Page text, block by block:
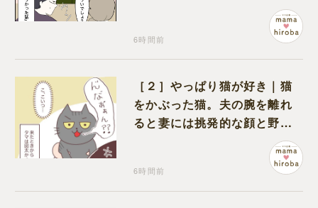
ワいと認定された意外な体験
6時間前
［２］やっぱり猫が好き｜猫
をかぶった猫。夫の腕を離れ
ると妻には挑発的な顔と野太
6時間前